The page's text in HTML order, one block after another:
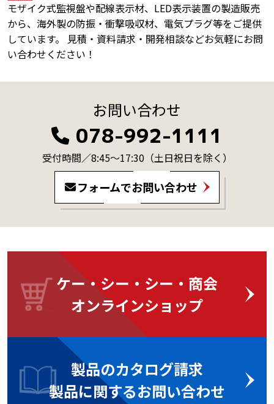
モザイク式監視盤や配線表示材、LED表示装置の製造販売
から、海外製の防振・衝撃吸収材、電気プラグ等をご提供
しています。 見積・資料請求・開発相談などお気軽にお問
い合わせください！
お問い合わせ
078-992-1111
受付時間／8:45～17:30（土日祝日を除く）
フォームでお問い合わせ
ケー・シー・シー・商会
オンラインショップ
製品のカタログ請求
製品に関するお問い合わせ